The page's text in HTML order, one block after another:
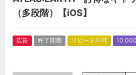
（多段階）【iOS】
広告 終了間際 リピート不可